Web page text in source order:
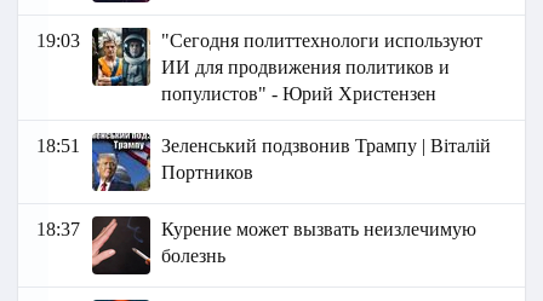
19:03
"Сегодня политтехнологи используют
ИИ для продвижения политиков и
популистов" - Юрий Христензен
18:51
Зеленський подзвонив Трампу | Віталій
Портников
18:37
Курение может вызвать неизлечимую
болезнь